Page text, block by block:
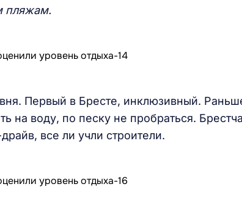
пляжам.
Первый в Бресте, инклюзивный.
на воду, по песку не пробраться.
все ли учли строители.